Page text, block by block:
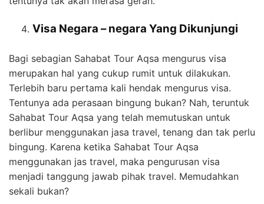
Visa Negara – negara Yang Dikunjungi
Bagi sebagian Sahabat Tour Aqsa mengurus visa
merupakan hal yang cukup rumit untuk dilakukan.
Terlebih baru pertama kali hendak mengurus visa.
Tentunya ada perasaan bingung bukan? Nah, teruntuk
Sahabat Tour Aqsa yang telah memutuskan untuk
berlibur menggunakan jasa travel, tenang dan tak perlu
bingung. Karena ketika Sahabat Tour Aqsa
menggunakan jas travel, maka pengurusan visa
menjadi tanggung jawab pihak travel. Memudahkan
sekali bukan?